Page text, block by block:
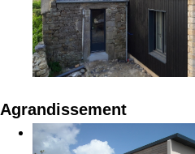
Agrandissement